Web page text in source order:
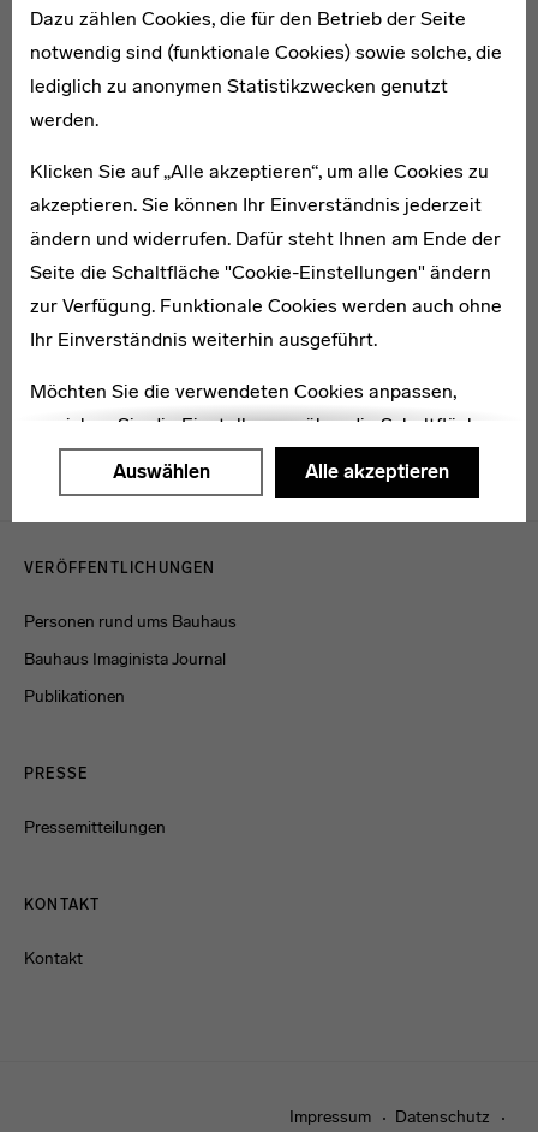
Dazu zählen Cookies, die für den Betrieb der Seite
notwendig sind (funktionale Cookies) sowie solche, die
lediglich zu anonymen Statistikzwecken genutzt
werden.
Klicken Sie auf „Alle akzeptieren“, um alle Cookies zu
akzeptieren. Sie können Ihr Einverständnis jederzeit
ändern und widerrufen. Dafür steht Ihnen am Ende der
Seite die Schaltfläche "Cookie-Einstellungen" ändern
zur Verfügung. Funktionale Cookies werden auch ohne
Ihr Einverständnis weiterhin ausgeführt.
Möchten Sie die verwendeten Cookies anpassen,
erreichen Sie die Einstellungen über die Schaltfläche
"Auswählen".
Auswählen Alle akzeptieren
Walter Herzger
1901–1985
Herbert Hofmann Isenbourg
1907–1973
VERÖFFENTLICHUNGEN
Personen rund ums Bauhaus
Bauhaus Imaginista Journal
Publikationen
PRESSE
Pressemitteilungen
KONTAKT
Kontakt
Impressum Datenschutz